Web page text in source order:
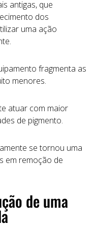
antigas, que
dos
uma ação
fragmenta as
menores.
atuar com maior
de pigmento.
se tornou uma
em remoção de
de uma